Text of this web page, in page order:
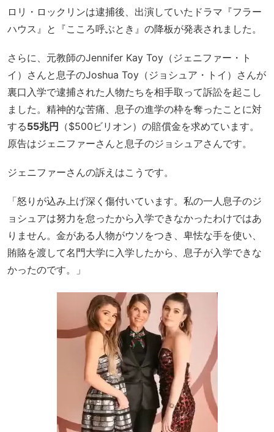
ロリ・ロックリンは逮捕後、出演していたドラマ『フラー
ハウス』と『こころ呼ぶとき』の降板が発表されました。
さらに、元教師のJennifer Kay Toy（ジェニファー・ト
イ）さんと息子のJoshua Toy（ジョシュア・トイ）さんが
裏口入学で逮捕された人物たちを相手取って訴訟を起こし
ました。精神的な苦痛、息子の進学の枠を奪ったことに対
する55兆円 （$500ビリオン）の賠償金を求めています。
原告はジェニファーさんと息子のジョシュアさんです。
ジェニファーさんの訴えはこうです。
「怒りが込み上げ深く傷付いています。私の一人息子のジ
ョシュアは努力を怠ったから入学できなかったわけではあ
りません。金がある人物がウソをつき、卑怯な手を使い、
賄賂を渡して名門大学に入学したから、息子が入学できな
かったのです。」